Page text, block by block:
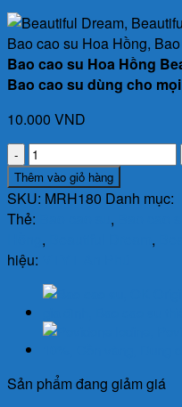
Bao cao su Hoa Hồng
Bao cao su dùng cho
10.000 VND
Bao
cao
su
Hoa
Beautiful
(Hộp
10
chiếc)
-
Bao
cao
Thêm vào giỏ hàng
SKU: MRH180 Danh mục:
Thẻ:
,
, ,
hiệu:
Sản phẩm đang giảm giá